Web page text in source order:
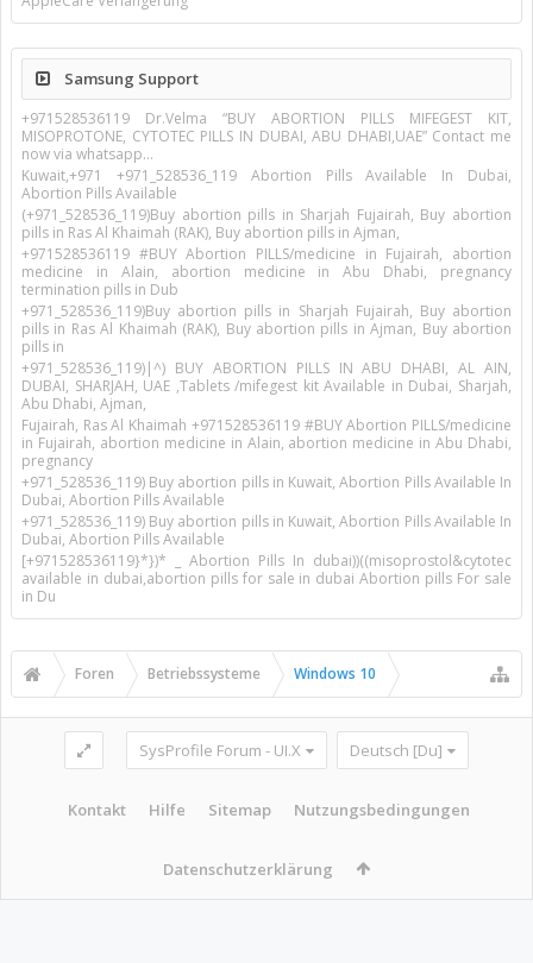
Samsung Support
+971528536119 Dr.Velma “BUY ABORTION PILLS MIFEGEST KIT,
MISOPROTONE, CYTOTEC PILLS IN DUBAI, ABU DHABI,UAE” Contact me
now via whatsapp…
Kuwait,+971 +971_528536_119 Abortion Pills Available In Dubai,
Abortion Pills Available
(+971_528536_119)Buy abortion pills in Sharjah Fujairah, Buy abortion
pills in Ras Al Khaimah (RAK), Buy abortion pills in Ajman,
+971528536119 #BUY Abortion PILLS/medicine in Fujairah, abortion
medicine in Alain, abortion medicine in Abu Dhabi, pregnancy
termination pills in Dub
+971_528536_119)Buy abortion pills in Sharjah Fujairah, Buy abortion
pills in Ras Al Khaimah (RAK), Buy abortion pills in Ajman, Buy abortion
pills in
+971_528536_119)|^) BUY ABORTION PILLS IN ABU DHABI, AL AIN,
DUBAI, SHARJAH, UAE ,Tablets /mifegest kit Available in Dubai, Sharjah,
Abu Dhabi, Ajman,
Fujairah, Ras Al Khaimah +971528536119 #BUY Abortion PILLS/medicine
in Fujairah, abortion medicine in Alain, abortion medicine in Abu Dhabi,
pregnancy
+971_528536_119) Buy abortion pills in Kuwait, Abortion Pills Available In
Dubai, Abortion Pills Available
+971_528536_119) Buy abortion pills in Kuwait, Abortion Pills Available In
Dubai, Abortion Pills Available
[+971528536119}*})* _ Abortion Pills In dubai))((misoprostol&cytotec
available in dubai,abortion pills for sale in dubai Abortion pills For sale
in Du
Foren Betriebssysteme Windows 10
SysProfile Forum - UI.X Deutsch [Du]
Kontakt Hilfe Sitemap Nutzungsbedingungen
Datenschutzerklärung